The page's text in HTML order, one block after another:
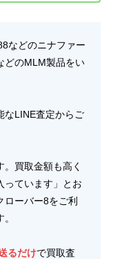
などのニナファー
どのMLM製品をい
なLINE査定からご
。買取金額も高く
っています」とお
ローバー8をご利
るだけで買取査